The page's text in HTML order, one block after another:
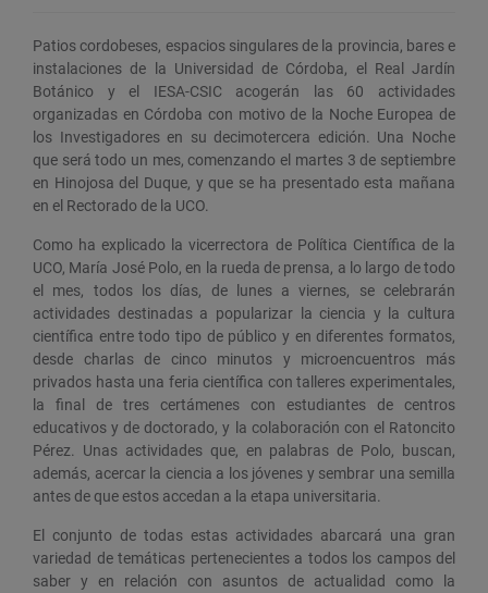
Patios cordobeses, espacios singulares de la provincia, bares e
instalaciones de la Universidad de Córdoba, el Real Jardín
Botánico y el IESA-CSIC acogerán las 60 actividades
organizadas en Córdoba con motivo de la Noche Europea de
los Investigadores en su decimotercera edición. Una Noche
que será todo un mes, comenzando el martes 3 de septiembre
en Hinojosa del Duque, y que se ha presentado esta mañana
en el Rectorado de la UCO.
Como ha explicado la vicerrectora de Política Científica de la
UCO, María José Polo, en la rueda de prensa, a lo largo de todo
el mes, todos los días, de lunes a viernes, se celebrarán
actividades destinadas a popularizar la ciencia y la cultura
científica entre todo tipo de público y en diferentes formatos,
desde charlas de cinco minutos y microencuentros más
privados hasta una feria científica con talleres experimentales,
la final de tres certámenes con estudiantes de centros
educativos y de doctorado, y la colaboración con el Ratoncito
Pérez. Unas actividades que, en palabras de Polo, buscan,
además, acercar la ciencia a los jóvenes y sembrar una semilla
antes de que estos accedan a la etapa universitaria.
El conjunto de todas estas actividades abarcará una gran
variedad de temáticas pertenecientes a todos los campos del
saber y en relación con asuntos de actualidad como la